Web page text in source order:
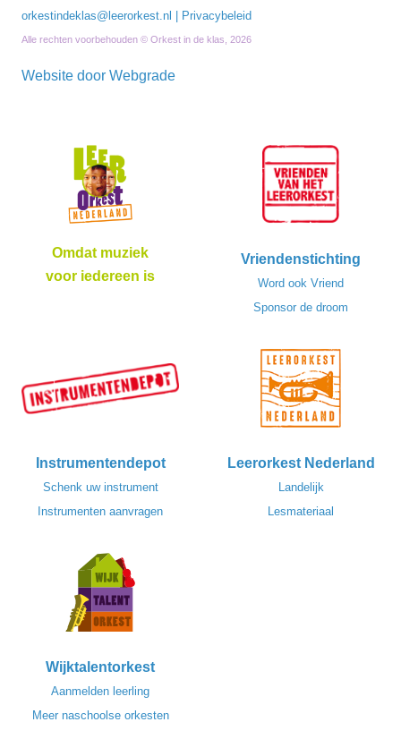
Omdat muziek
voor iedereen is
Vriendenstichting
Word ook Vriend
Sponsor de droom
Instrumentendepot
Schenk uw instrument
Instrumenten aanvragen
Leerorkest Nederland
Landelijk
Lesmateriaal
Wijktalentorkest
Aanmelden leerling
Meer naschoolse orkesten
orkestindeklas@leerorkest.nl
Privacybeleid
Alle rechten voorbehouden © Orkest in de klas, 2026
Website door Webgrade